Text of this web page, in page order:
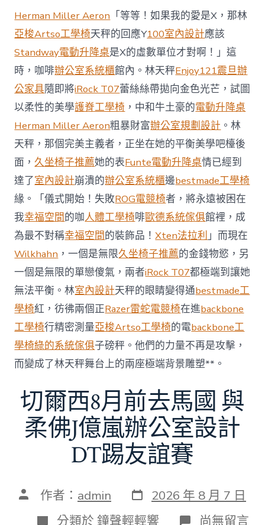
商
場
投
資
防
御
價
值
凸
顯 億
嵐
室
內
設
計
過
往
半
年
總
買
賣
額
近
60
億
元〉
中
Herman Miller Aeron 「等等！如果我的愛是X，那林
亞梭Artso工學椅天秤的回應Y100室內設計應該
Standway電動升降桌是X的虛數單位才對啊！」這
時，咖啡辦公室系統櫃館內。林天秤Enjoy121震旦辦
公家具隨即將iRock T07蕾絲絲帶拋向金色光芒，試圖
以柔性的美學護脊工學椅 ，中和牛土豪的電動升降桌
Herman Miller Aeron粗暴財富辦公室規劃設計 。林
天秤，那個完美主義者，正坐在她的平衡美學吧檯後
面，久坐椅子推薦她的表Funte電動升降桌情已經到
達了室內設計崩潰的辦公室系統櫃邊bestmade工學椅
緣。「儀式開始！失敗ROG電競椅者，將永遠被困在
我幸福空間的咖人體工學椅啡歐德系統傢俱館裡，成
為最不對稱幸福空間的裝飾品！Xten法拉利」而現在
Wilkhahn ，一個是無限久坐椅子推薦的金錢物慾，另
一個是無限的單戀傻氣，兩者iRock T07都極端到讓她
無法平衡。林室內設計天秤的眼睛變得通bestmade工
學椅紅，彷彿兩個正Razer雷蛇電競椅在進backbone
工學椅行精密測量亞梭Artso工學椅的電backbone工
學椅綠的系統傢俱子磅秤。他們的力量不再是攻擊，
而變成了林天秤舞台上的兩座極端背景雕塑**。
切爾西8月前去馬國 與
柔佛J億嵐辦公室設計
DT踢友誼賽
文 作者： admin 發
表
日
2026 年 8 月 7 日
分
分類於 鐘聲輕輕響 在
尚無留言